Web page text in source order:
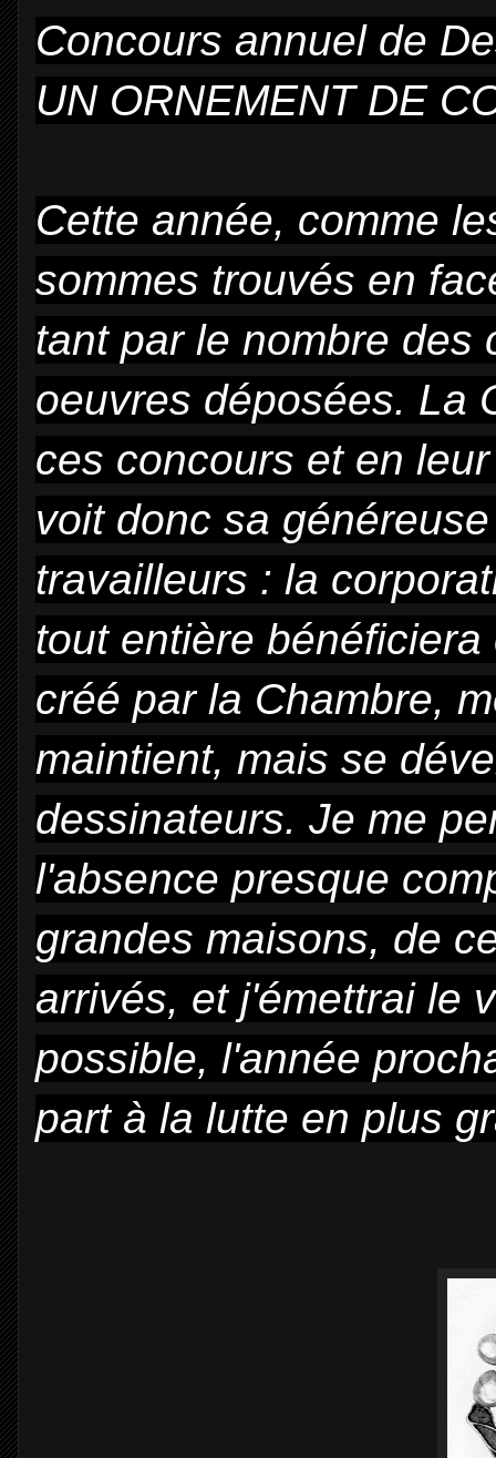
Concours annuel de
UN ORNEMENT DE
Cette année, comme
sommes trouvés en
tant par le nombre des
oeuvres déposées. La
ces concours et en
voit donc sa
travailleurs : la
tout entière
créé par la Chambre,
maintient, mais se
dessinateurs. Je me
l'absence presque
grandes maisons, de
arrivés, et j'émettrai le
possible, l'année
part à la lutte en plus